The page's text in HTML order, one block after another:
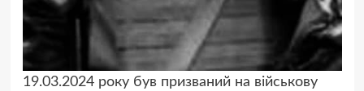
19.03.2024 року був призваний на військову